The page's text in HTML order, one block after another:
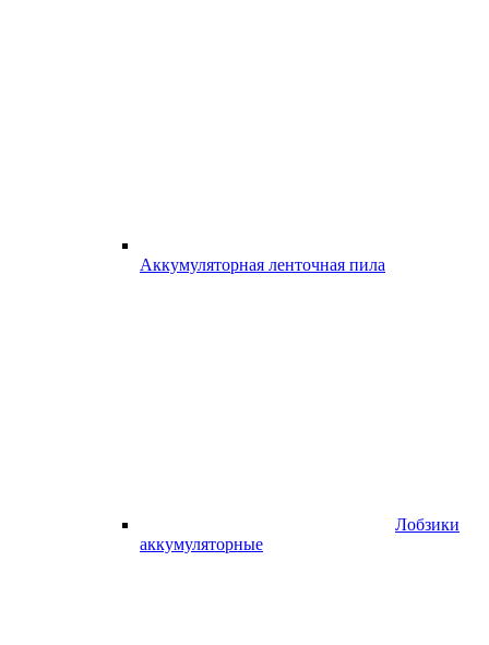
Аккумуляторная ленточная пила
Лобзики
аккумуляторные